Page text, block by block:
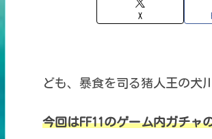
X
ども、暴食を司る猪人王の犬
今回はFF11のゲーム内ガチャ